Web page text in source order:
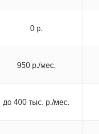
0 р.
950 р./мес.
до 400 тыс. р./мес.